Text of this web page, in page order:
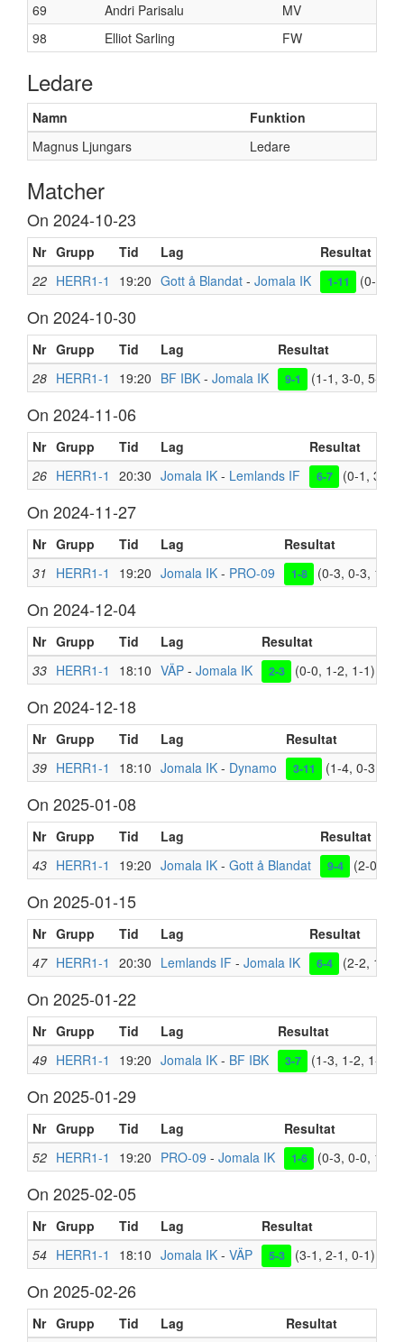
69
Andri Parisalu
MV
98
Elliot Sarling FW
Ledare
Namn
Funktion
Magnus Ljungars
Ledare
Matcher
On 2024-10-23
Nr Grupp Tid Lag
Resultat
22 HERR1-1 19:20 Gott å Blandat - Jomala IK 1-11 (0-3,
On 2024-10-30
Nr Grupp Tid Lag Resultat
28 HERR1-1 19:20 BF IBK - Jomala IK 9-1 (1-1, 3-0, 5-0)
On 2024-11-06
Nr Grupp Tid Lag
Resultat
26 HERR1-1 20:30 Jomala IK - Lemlands IF 6-7 (0-1, 3-3,
On 2024-11-27
Nr Grupp Tid Lag
Resultat
31 HERR1-1 19:20 Jomala IK - PRO-09 1-8 (0-3, 0-3, 1-2)
On 2024-12-04
Nr Grupp Tid Lag Resultat
33 HERR1-1 18:10 VÄP - Jomala IK 2-3 (0-0, 1-2, 1-1)
On 2024-12-18
Nr Grupp Tid Lag
Resultat
39 HERR1-1 18:10 Jomala IK - Dynamo 3-11 (1-4, 0-3, 2-
On 2025-01-08
Nr Grupp Tid Lag
Resultat
43 HERR1-1 19:20 Jomala IK - Gott å Blandat 9-4 (2-0, 3-
On 2025-01-15
Nr Grupp Tid Lag
Resultat
47 HERR1-1 20:30 Lemlands IF - Jomala IK 6-4 (2-2, 1-1,
On 2025-01-22
Nr Grupp Tid Lag Resultat
49 HERR1-1 19:20 Jomala IK - BF IBK 3-7 (1-3, 1-2, 1-2)
On 2025-01-29
Nr Grupp Tid Lag
Resultat
52 HERR1-1 19:20 PRO-09 - Jomala IK 1-6 (0-3, 0-0, 1-3)
On 2025-02-05
Nr Grupp Tid Lag Resultat
54 HERR1-1 18:10 Jomala IK - VÄP 5-3 (3-1, 2-1, 0-1)
On 2025-02-26
Nr Grupp Tid Lag Resultat